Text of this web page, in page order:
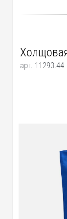
арт. 11293.44